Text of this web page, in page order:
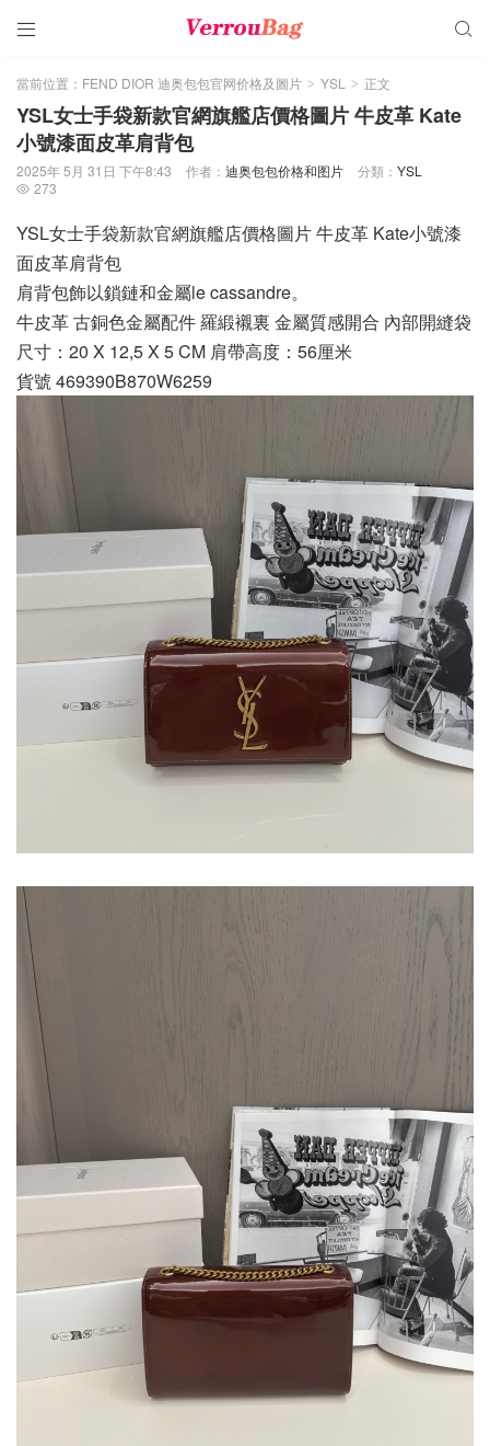
 
當前位置： FEND DIOR 迪奥包包官网价格及圖片 > YSL > 正文
YSL女士手袋新款官網旗艦店價格圖片 牛皮革 Kate
小號漆面皮革肩背包
2025年 5月 31日 下午8:43 作者： 迪奥包包价格和图片 分類： YSL
 273
YSL女士手袋新款官網旗艦店價格圖片 牛皮革 Kate小號漆
面皮革肩背包
肩背包飾以鎖鏈和金屬le cassandre。
牛皮革 古銅色金屬配件 羅緞襯裏 金屬質感開合 內部開縫袋
尺寸：20 X 12,5 X 5 CM 肩帶高度：56厘米
貨號 469390B870W6259